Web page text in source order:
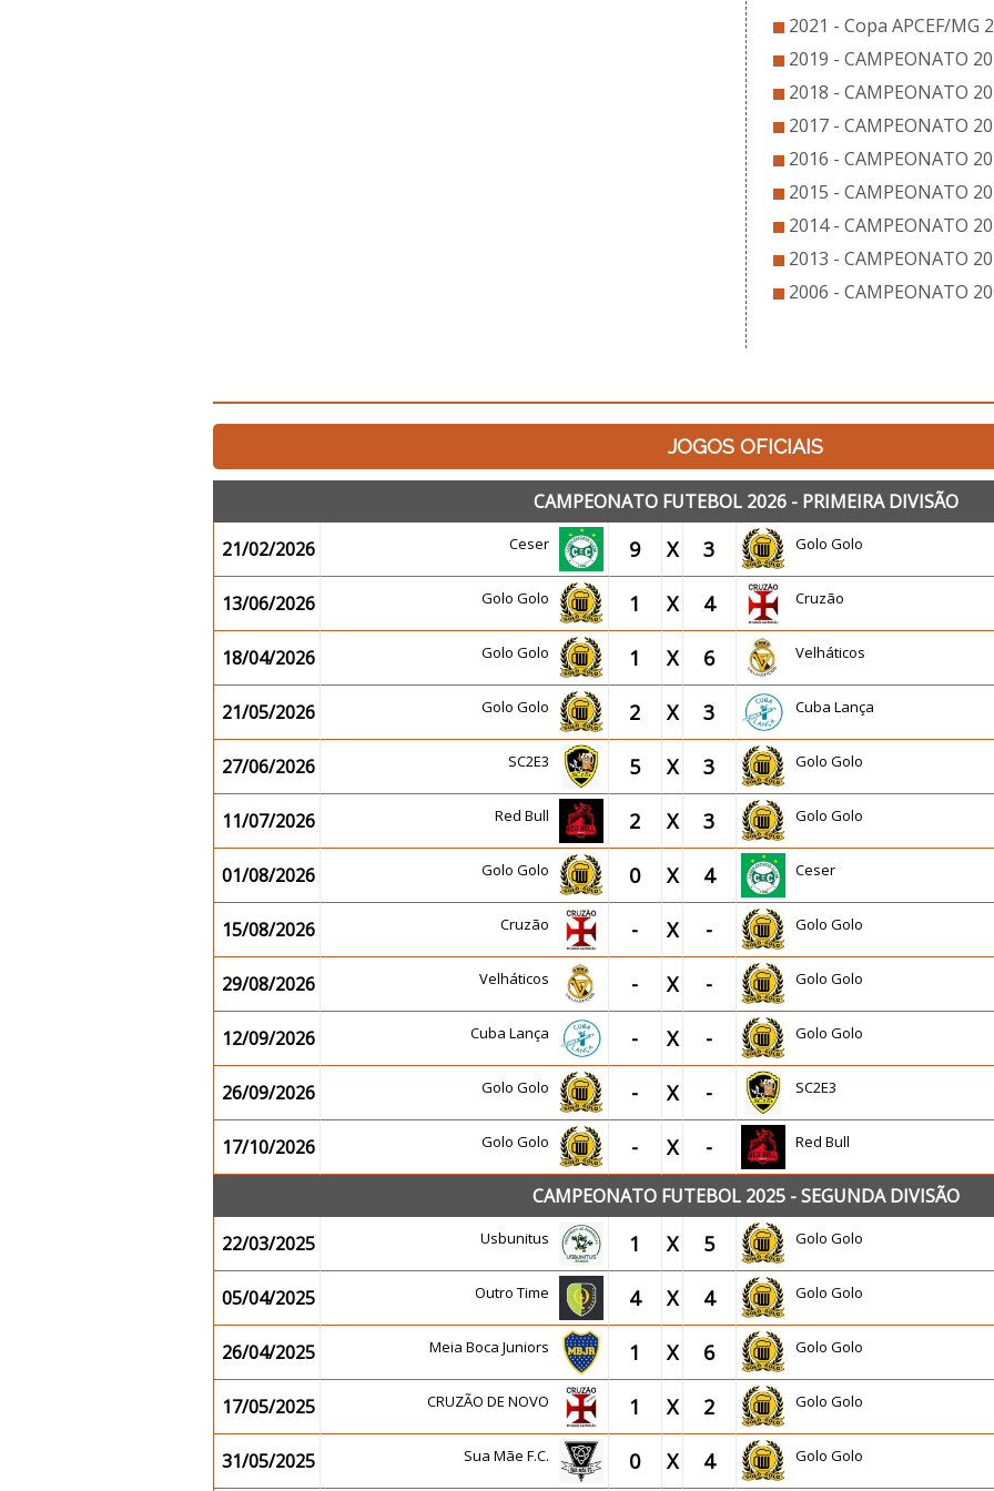
2021 - Copa APCEF/MG
2019 - CAMPEONATO
2018 - CAMPEONATO
2017 - CAMPEONATO
2016 - CAMPEONATO
2015 - CAMPEONATO
2014 - CAMPEONATO
2013 - CAMPEONATO
2006 - CAMPEONATO
JOGOS OFICIAIS
CAMPEONATO FUTEBOL 2026 - PRIMEIRA DIVISÃO
21/02/2026
Ceser 9 X 3 Golo Golo
13/06/2026 Golo Golo 1 X 4 Cruzão
18/04/2026 Golo Golo 1 X 6 Velháticos
21/05/2026 Golo Golo 2 X 3 Cuba Lança
27/06/2026 SC2E3 5 X 3 Golo Golo
11/07/2026 Red Bull 2 X 3 Golo Golo
01/08/2026 Golo Golo 0 X 4 Ceser
15/08/2026 Cruzão - X - Golo Golo
29/08/2026 Velháticos - X - Golo Golo
12/09/2026 Cuba Lança - X - Golo Golo
26/09/2026 Golo Golo - X - SC2E3
17/10/2026 Golo Golo - X - Red Bull
CAMPEONATO FUTEBOL 2025 - SEGUNDA DIVISÃO
22/03/2025
Usbunitus 1 X 5 Golo Golo
05/04/2025 Outro Time 4 X 4 Golo Golo
26/04/2025 Meia Boca Juniors 1 X 6 Golo Golo
17/05/2025 CRUZÃO DE NOVO 1 X 2 Golo Golo
31/05/2025 Sua Mãe F.C. 0 X 4 Golo Golo